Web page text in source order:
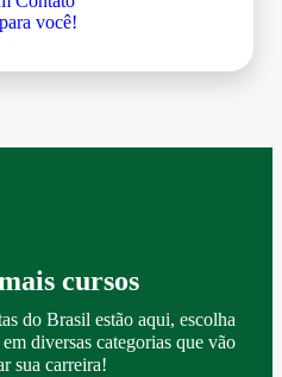
você!
cursos
do Brasil estão aqui, escolha
diversas categorias que vão
sua carreira!